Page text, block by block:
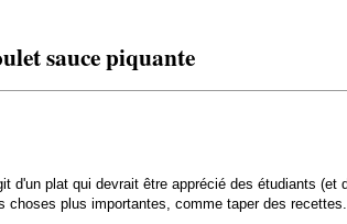
sauce piquante
d'un plat qui devrait être apprécié des étudiants
choses plus importantes, comme taper des recettes.